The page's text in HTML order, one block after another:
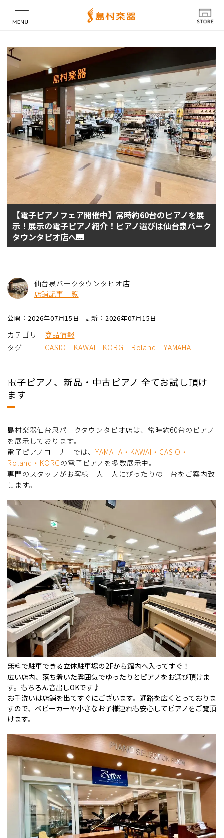
店舗情報
【電子ピアノフェア開催中】常時約60台のピアノを展
示！展示の電子ピアノ紹介！ピアノ選びは仙台泉パーク
タウンタピオ店へ🎹
仙台泉パークタウンタピオ店
店舗記事一覧
公開：2026年07月15日 更新：2026年07月15日
カテゴリ
商品情報
タグ
CASIO KAWAI KORG Roland YAMAHA
電子ピアノ、新品・中古ピアノ 全てお試し頂け
ます
島村楽器仙台泉パークタウンタピオ店は、常時約60台のピアノ
を展示しております。
電子ピアノコーナーでは、YAMAHA・KAWAI・CASIO・
Roland・KORGの電子ピアノを多数展示中。
専門のスタッフがお客様一人一人にぴったりの一台をご案内致
します。
無料で駐車できる立体駐車場の2Fから館内へ入ってすぐ！
広い店内、落ち着いた雰囲気でゆったりとピアノをお選び頂けま
す。もちろん音出しOKです♪
お手洗いは店舗を出てすぐにございます。通路を広くとっておりま
すので、ベビーカーや小さなお子様連れも安心してピアノをご覧頂
けます。